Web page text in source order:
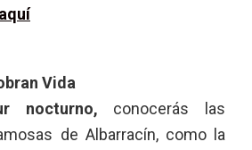
Vida
nocturno, conocerás las
de Albarracín, como la